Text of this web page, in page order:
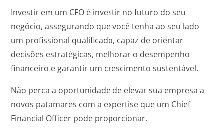
Investir em um CFO é investir no futuro do seu
negócio, assegurando que você tenha ao seu lado
um profissional qualificado, capaz de orientar
decisões estratégicas, melhorar o desempenho
financeiro e garantir um crescimento sustentável.
Não perca a oportunidade de elevar sua empresa a
novos patamares com a expertise que um Chief
Financial Officer pode proporcionar.